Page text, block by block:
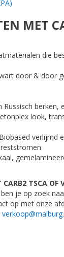
MET
die
door & door
Russisch berken,
look,
verlijmd
TSCA OF
je op zoek
op met onze